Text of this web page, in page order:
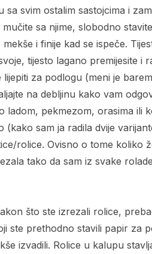
svim ostalim sastojcima i
sa njime, slobodno
i finije kad se ispeče.
tijesto lagano premijesite i
za podlogu (meni je
na debljinu kako vam
pekmezom, orasima ili
sam ja radila dvije
rolice. Ovisno o tome koliko
tako da sam iz svake
što ste izrezali rolice,
ste prethodno stavili papir za
izvadili. Rolice u kalupu